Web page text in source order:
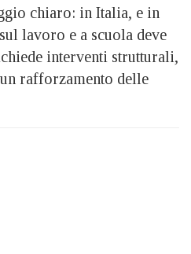
chiaro: in Italia, e in
lavoro e a scuola deve
interventi strutturali,
rafforzamento delle